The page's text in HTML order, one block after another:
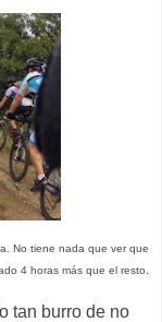
No tiene nada que ver que
4 horas más que el resto.
tan burro de no